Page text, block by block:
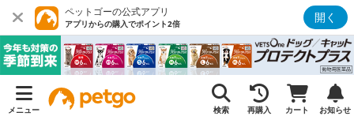
ペットゴーの公式アプリ
アプリからの購入でポイント2倍 開く
メニュー 検索 再購入 カート お知らせ